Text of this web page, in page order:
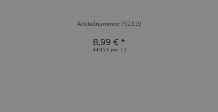
Artikelnummer:752319
8,99 € *
44,95 € pro 1 l